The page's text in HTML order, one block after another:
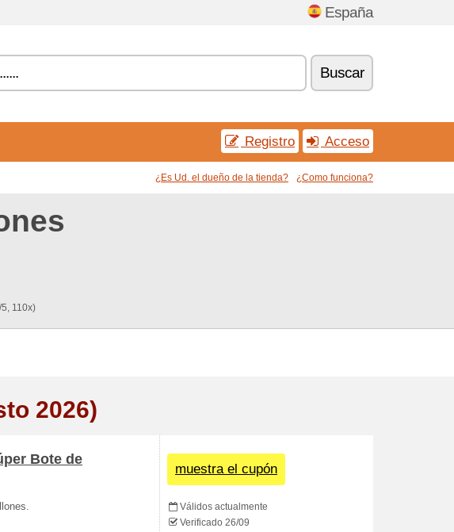
España
Buscar
Registro Acceso
¿Es Ud. el dueño de la tienda? ¿Como funciona?
110x)
2026)
Bote de
muestra el cupón
Válidos actualmente
Verificado 26/09